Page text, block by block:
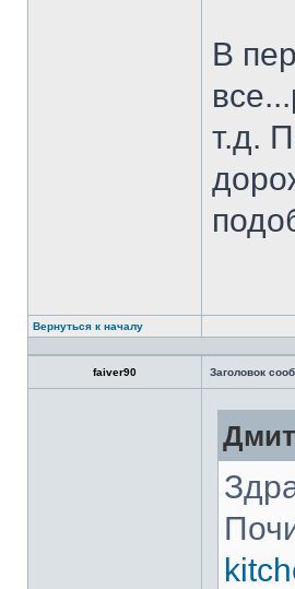
В
т.д.
Вернуться к началу
faiver90 Заголовок